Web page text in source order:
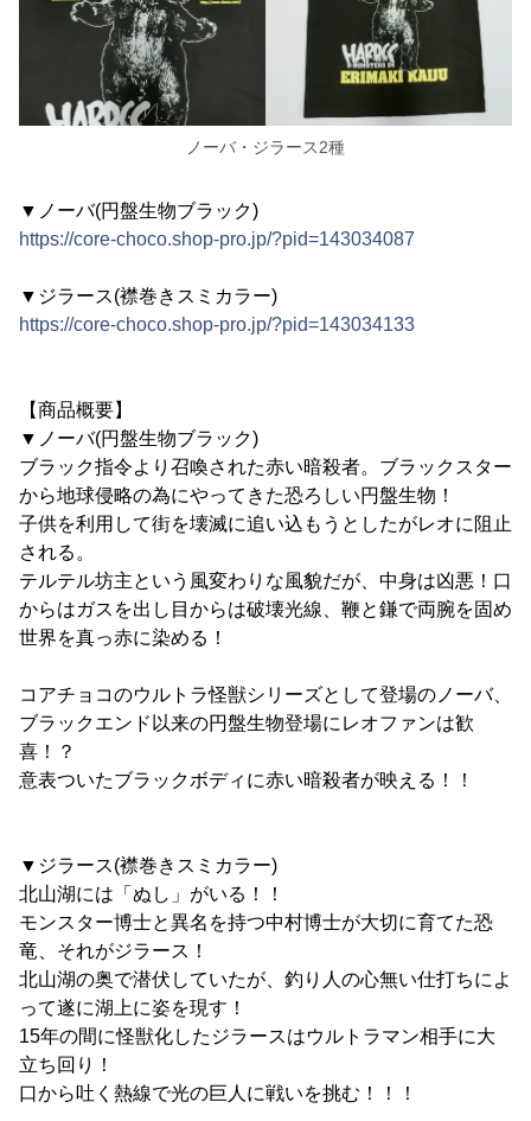
ノーバ・ジラース2種
▼ノーバ(円盤生物ブラック)
https://core-choco.shop-pro.jp/?pid=143034087
▼ジラース(襟巻きスミカラー)
https://core-choco.shop-pro.jp/?pid=143034133
【商品概要】
▼ノーバ(円盤生物ブラック)
ブラック指令より召喚された赤い暗殺者。ブラックスター
から地球侵略の為にやってきた恐ろしい円盤生物！
子供を利用して街を壊滅に追い込もうとしたがレオに阻止
される。
テルテル坊主という風変わりな風貌だが、中身は凶悪！口
からはガスを出し目からは破壊光線、鞭と鎌で両腕を固め
世界を真っ赤に染める！
コアチョコのウルトラ怪獣シリーズとして登場のノーバ、
ブラックエンド以来の円盤生物登場にレオファンは歓
喜！？
意表ついたブラックボディに赤い暗殺者が映える！！
▼ジラース(襟巻きスミカラー)
北山湖には「ぬし」がいる！！
モンスター博士と異名を持つ中村博士が大切に育てた恐
竜、それがジラース！
北山湖の奥で潜伏していたが、釣り人の心無い仕打ちによ
って遂に湖上に姿を現す！
15年の間に怪獣化したジラースはウルトラマン相手に大
立ち回り！
口から吐く熱線で光の巨人に戦いを挑む！！！